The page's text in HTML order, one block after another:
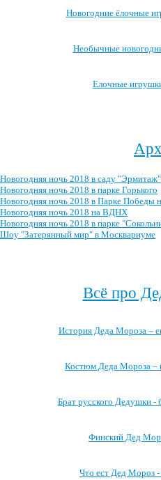
Новогодние ёлочные
Необычные
Елочные
Новогодняя ночь 2018 в саду "Эрмитаж"
Новогодняя ночь 2018 в парке Горького
Новогодняя ночь 2018 в Парке Победы
Новогодняя ночь 2018 на ВДНХ
Новогодняя ночь 2018 в парке
Шоу "Затерянный мир" в Москвариуме
Всё про
История Деда Мороза –
Костюм Деда Мороза –
Брат русского Дедушки
Финский Дед
Что ест Дед Мороз